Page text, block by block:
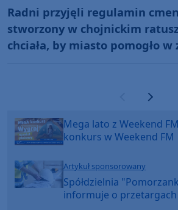
Radni przyjęli regulamin
stworzony w chojnickim
chciała, by miasto pomogło w
Mega lato z Weekend
konkurs w Weekend FM
Artykuł sponsorowany
Spółdzielnia
informuje o